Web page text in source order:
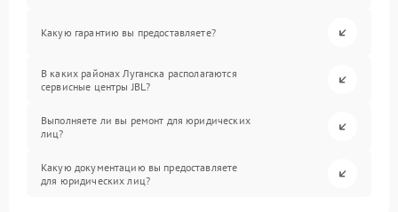
Какую гарантию вы предоставляете?
В каких районах Луганска располагаются
сервисные центры JBL?
Выполняете ли вы ремонт для юридических
лиц?
Какую документацию вы предоставляете
для юридических лиц?